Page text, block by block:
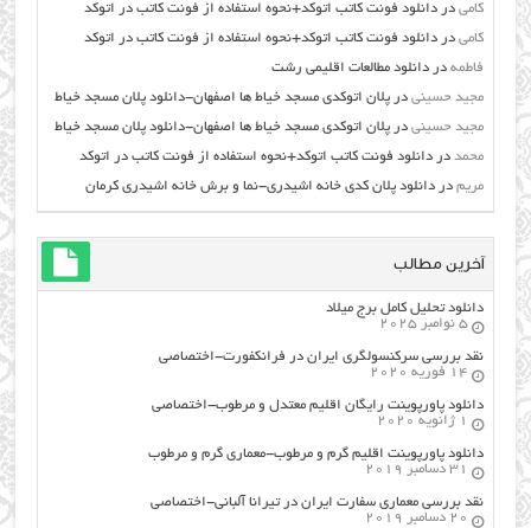
کامی دردانلود فونت کاتب اتوکد+نحوه استفاده از فونت کاتب در اتوکد
کامی دردانلود فونت کاتب اتوکد+نحوه استفاده از فونت کاتب در اتوکد
فاطمه دردانلود مطالعات اقليمي رشت
مجید حسینی درپلان اتوکدی مسجد خیاط ها اصفهان-دانلود پلان مسجد خیاط
مجید حسینی درپلان اتوکدی مسجد خیاط ها اصفهان-دانلود پلان مسجد خیاط
محمد دردانلود فونت کاتب اتوکد+نحوه استفاده از فونت کاتب در اتوکد
مریم دردانلود پلان کدی خانه اشیدری-نما و برش خانه اشیدری کرمان
آخرین مطالب
دانلود تحلیل کامل برج میلاد
5 نوامبر 2025
نقد بررسی سرکنسولگری ایران در فرانکفورت-اختصاصی
14 فوریه 2020
دانلود پاورپوینت رایگان اقلیم معتدل و مرطوب-اختصاصی
1 ژانویه 2020
دانلود پاورپوینت اقلیم گرم و مرطوب-معماری گرم و مرطوب
31 دسامبر 2019
نقد بررسی معماری سفارت ایران در تیرانا آلبانی-اختصاصی
20 دسامبر 2019